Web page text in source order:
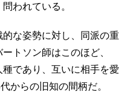
われている。
な姿勢に対し、同派の重
トソン師はこのほど、
であり、互いに相手を愛
からの旧知の間柄だ。